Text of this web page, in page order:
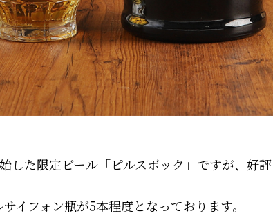
した限定ビール「ピルスボック」ですが、好
イフォン瓶が5本程度となっております。